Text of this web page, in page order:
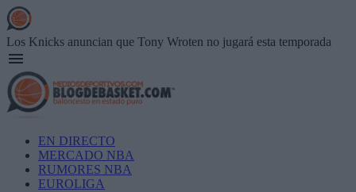
Skip
to
main
content
Los Knicks anuncian que Tony Wroten no jugará esta temporada
Main
navigation
EN DIRECTO
MERCADO NBA
RUMORES NBA
EUROLIGA